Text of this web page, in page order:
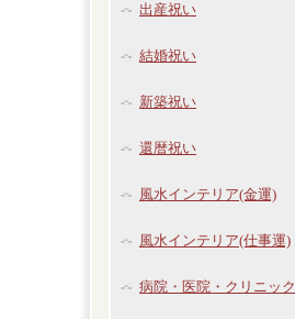
出産祝い
結婚祝い
新築祝い
還暦祝い
風水インテリア(金運)
風水インテリア(仕事運)
病院・医院・クリニック